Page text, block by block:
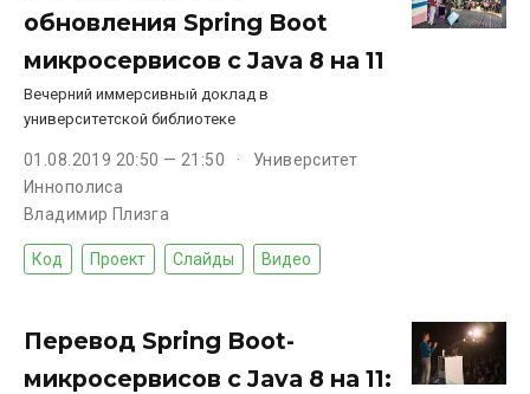
обновления Spring Boot
микросервисов с Java 8 на 11
Вечерний иммерсивный доклад в
университетской библиотеке
01.08.2019 20:50 — 21:50
Университет
Иннополиса
Владимир Плизга
Код Проект Слайды Видео
Перевод Spring Boot-
микросервисов с Java 8 на 11: